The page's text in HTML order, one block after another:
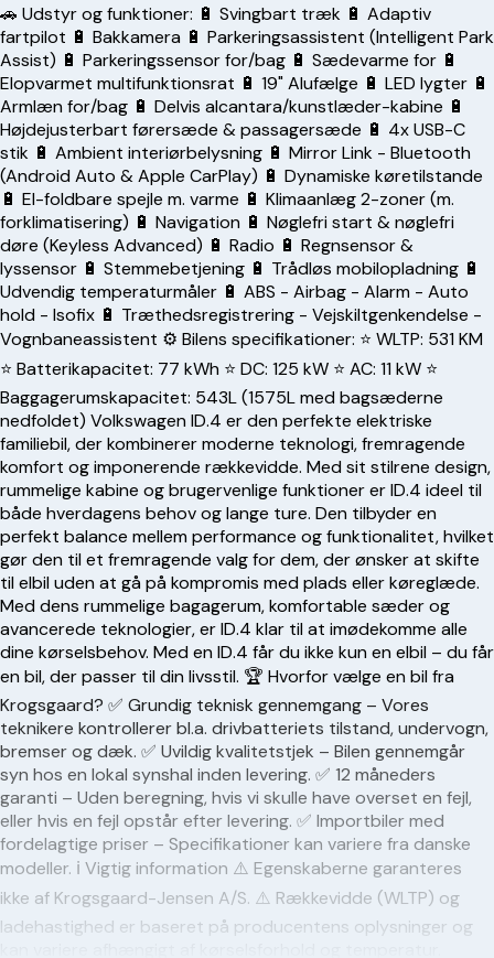
🚗 Udstyr og funktioner: 🔋 Svingbart træk 🔋 Adaptiv
fartpilot 🔋 Bakkamera 🔋 Parkeringsassistent (Intelligent Park
Assist) 🔋 Parkeringssensor for/bag 🔋 Sædevarme for 🔋
Elopvarmet multifunktionsrat 🔋 19" Alufælge 🔋 LED lygter 🔋
Armlæn for/bag 🔋 Delvis alcantara/kunstlæder-kabine 🔋
Højdejusterbart førersæde & passagersæde 🔋 4x USB-C
stik 🔋 Ambient interiørbelysning 🔋 Mirror Link - Bluetooth
(Android Auto & Apple CarPlay) 🔋 Dynamiske køretilstande
🔋 El-foldbare spejle m. varme 🔋 Klimaanlæg 2-zoner (m.
forklimatisering) 🔋 Navigation 🔋 Nøglefri start & nøglefri
døre (Keyless Advanced) 🔋 Radio 🔋 Regnsensor &
lyssensor 🔋 Stemmebetjening 🔋 Trådløs mobilopladning 🔋
Udvendig temperaturmåler 🔋 ABS - Airbag - Alarm - Auto
hold - Isofix 🔋 Træthedsregistrering - Vejskiltgenkendelse -
Vognbaneassistent ⚙️ Bilens specifikationer: ⭐ WLTP: 531 KM
⭐ Batterikapacitet: 77 kWh ⭐ DC: 125 kW ⭐ AC: 11 kW ⭐
Baggagerumskapacitet: 543L (1575L med bagsæderne
nedfoldet) Volkswagen ID.4 er den perfekte elektriske
familiebil, der kombinerer moderne teknologi, fremragende
komfort og imponerende rækkevidde. Med sit stilrene design,
rummelige kabine og brugervenlige funktioner er ID.4 ideel til
både hverdagens behov og lange ture. Den tilbyder en
perfekt balance mellem performance og funktionalitet, hvilket
gør den til et fremragende valg for dem, der ønsker at skifte
til elbil uden at gå på kompromis med plads eller køreglæde.
Med dens rummelige bagagerum, komfortable sæder og
avancerede teknologier, er ID.4 klar til at imødekomme alle
dine kørselsbehov. Med en ID.4 får du ikke kun en elbil – du får
en bil, der passer til din livsstil. 🏆 Hvorfor vælge en bil fra
Krogsgaard? ✅ Grundig teknisk gennemgang – Vores
teknikere kontrollerer bl.a. drivbatteriets tilstand, undervogn,
bremser og dæk. ✅ Uvildig kvalitetstjek – Bilen gennemgår
syn hos en lokal synshal inden levering. ✅ 12 måneders
garanti – Uden beregning, hvis vi skulle have overset en fejl,
eller hvis en fejl opstår efter levering. ✅ Importbiler med
fordelagtige priser – Specifikationer kan variere fra danske
modeller. ℹ️ Vigtig information ⚠️ Egenskaberne garanteres
ikke af Krogsgaard-Jensen A/S. ⚠️ Rækkevidde (WLTP) og
ladehastighed er baseret på producentens oplysninger og